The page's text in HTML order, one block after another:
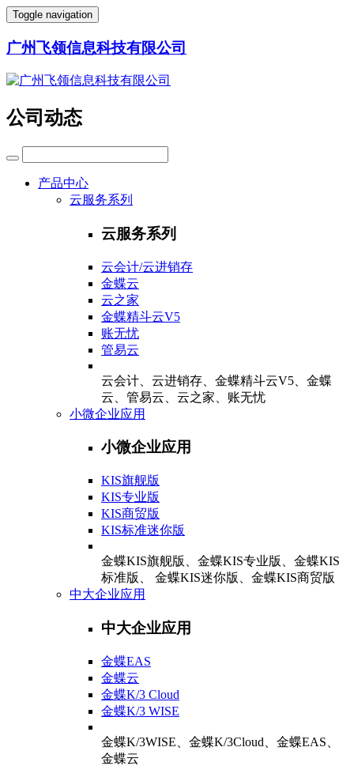
Toggle navigation
广州飞领信息科技有限公司
公司动态
产品中心
云服务系列
云服务系列
云会计/云进销存
金蝶云
云之家
金蝶精斗云V5
账无忧
管易云
云会计、云进销存、金蝶精斗云V5、金蝶
云、管易云、云之家、账无忧
小微企业应用
小微企业应用
KIS旗舰版
KIS专业版
KIS商贸版
KIS标准迷你版
金蝶KIS旗舰版、金蝶KIS专业版、金蝶KIS
标准版、 金蝶KIS迷你版、金蝶KIS商贸版
中大企业应用
中大企业应用
金蝶EAS
金蝶云
金蝶K/3 Cloud
金蝶K/3 WISE
金蝶K/3WISE、金蝶K/3Cloud、金蝶EAS、
金蝶云